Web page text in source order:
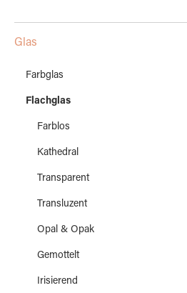
Glas
Farbglas
Flachglas
Farblos
Kathedral
Transparent
Transluzent
Opal & Opak
Gemottelt
Irisierend